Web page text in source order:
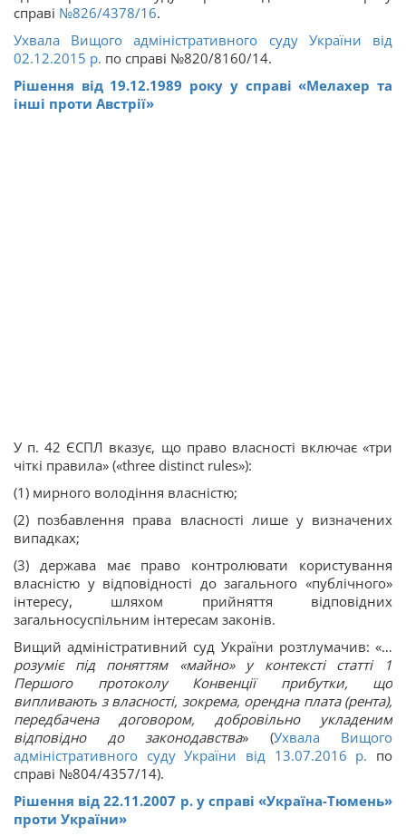
справі №826/4378/16.
Ухвала Вищого адміністративного суду України від
02.12.2015 р. по справі №820/8160/14.
Рішення від 19.12.1989 року у справі «Мелахер та
інші проти Австрії»
У п. 42 ЄСПЛ вказує, що право власності включає «три
чіткі правила» («three distinct rules»):
(1) мирного володіння власністю;
(2) позбавлення права власності лише у визначених
випадках;
(3) держава має право контролювати користування
власністю у відповідності до загального «публічного»
інтересу, шляхом прийняття відповідних
загальносуспільним інтересам законів.
Вищий адміністративний суд України розтлумачив: «…
розуміє під поняттям «майно» у контексті статті 1
Першого протоколу Конвенції прибутки, що
випливають з власності, зокрема, орендна плата (рента),
передбачена договором, добровільно укладеним
відповідно до законодавства» (Ухвала Вищого
адміністративного суду України від 13.07.2016 р. по
справі №804/4357/14).
Рішення від 22.11.2007 р. у справі «Україна-Тюмень»
проти України»